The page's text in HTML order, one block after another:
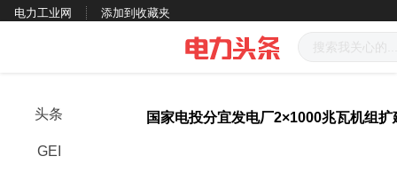
电力工业网 添加到收藏夹
头条
GEI
国家电投分宜发电厂2×1000兆瓦机组